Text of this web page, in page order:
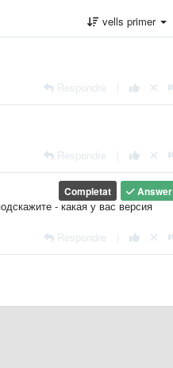
vells primer
Respondre
Respondre
Answer
Completat
- какая у вас версия
Respondre